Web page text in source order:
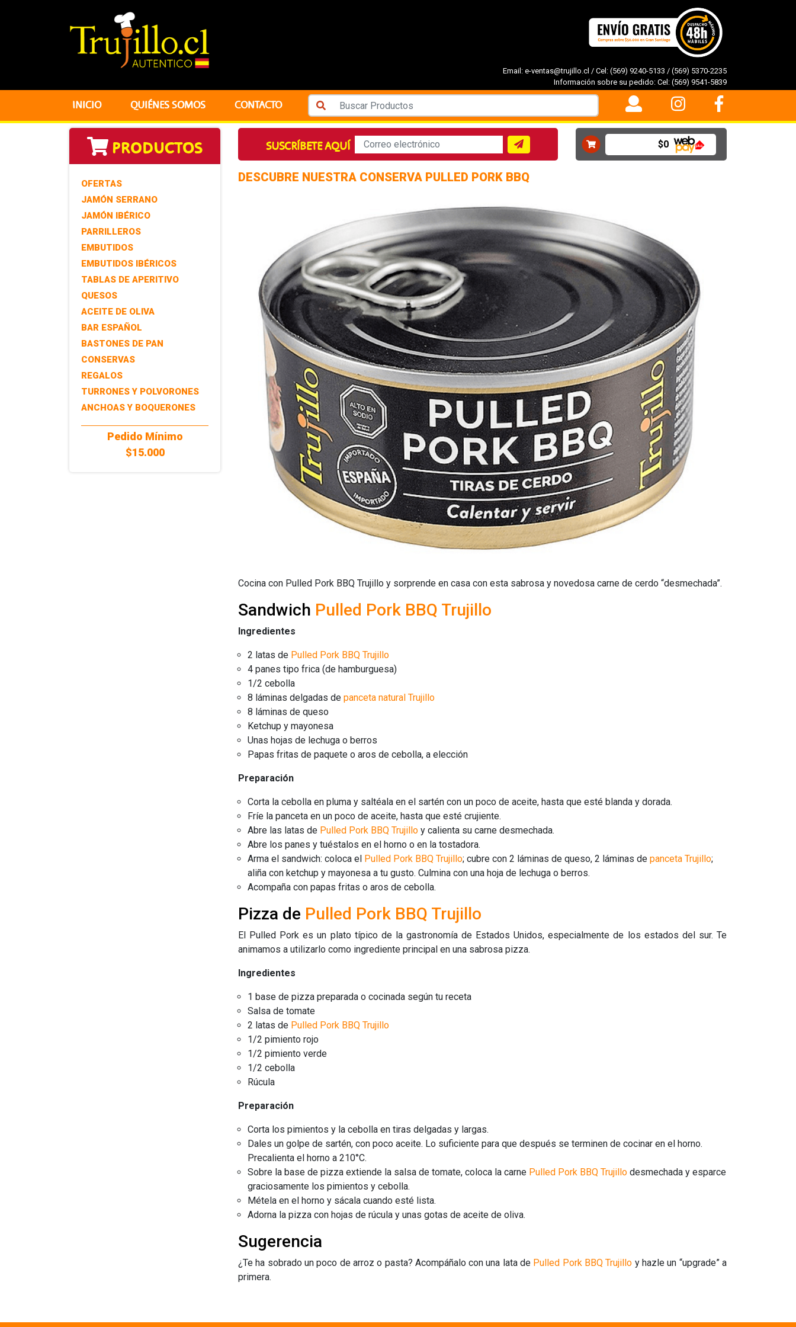
Email: e-ventas@trujillo.cl / Cel: (569) 9240-5133 / (569) 5370-2235
Información sobre su pedido: Cel: (569) 9541-5839
INICIO QUIÉNES SOMOS CONTACTO
PRODUCTOS
OFERTAS
JAMÓN SERRANO
JAMÓN IBÉRICO
PARRILLEROS
EMBUTIDOS
EMBUTIDOS IBÉRICOS
TABLAS DE APERITIVO
QUESOS
ACEITE DE OLIVA
BAR ESPAÑOL
BASTONES DE PAN
CONSERVAS
REGALOS
TURRONES Y POLVORONES
ANCHOAS Y BOQUERONES
Pedido Mínimo
$15.000
SUSCRÍBETE AQUÍ $0
DESCUBRE NUESTRA CONSERVA PULLED PORK BBQ
Cocina con Pulled Pork BBQ Trujillo y sorprende en casa con esta sabrosa y novedosa carne de cerdo “desmechada”.
Sandwich Pulled Pork BBQ Trujillo
Ingredientes
2 latas de Pulled Pork BBQ Trujillo
4 panes tipo frica (de hamburguesa)
1/2 cebolla
8 láminas delgadas de panceta natural Trujillo
8 láminas de queso
Ketchup y mayonesa
Unas hojas de lechuga o berros
Papas fritas de paquete o aros de cebolla, a elección
Preparación
Corta la cebolla en pluma y saltéala en el sartén con un poco de aceite, hasta que esté blanda y dorada.
Fríe la panceta en un poco de aceite, hasta que esté crujiente.
Abre las latas de Pulled Pork BBQ Trujillo y calienta su carne desmechada.
Abre los panes y tuéstalos en el horno o en la tostadora.
Arma el sandwich: coloca el Pulled Pork BBQ Trujillo; cubre con 2 láminas de queso, 2 láminas de panceta Trujillo;
aliña con ketchup y mayonesa a tu gusto. Culmina con una hoja de lechuga o berros.
Acompaña con papas fritas o aros de cebolla.
Pizza de Pulled Pork BBQ Trujillo
El Pulled Pork es un plato típico de la gastronomía de Estados Unidos, especialmente de los estados del sur. Te
animamos a utilizarlo como ingrediente principal en una sabrosa pizza.
Ingredientes
1 base de pizza preparada o cocinada según tu receta
Salsa de tomate
2 latas de Pulled Pork BBQ Trujillo
1/2 pimiento rojo
1/2 pimiento verde
1/2 cebolla
Rúcula
Preparación
Corta los pimientos y la cebolla en tiras delgadas y largas.
Dales un golpe de sartén, con poco aceite. Lo suficiente para que después se terminen de cocinar en el horno.
Precalienta el horno a 210°C.
Sobre la base de pizza extiende la salsa de tomate, coloca la carne Pulled Pork BBQ Trujillo desmechada y esparce
graciosamente los pimientos y cebolla.
Métela en el horno y sácala cuando esté lista.
Adorna la pizza con hojas de rúcula y unas gotas de aceite de oliva.
Sugerencia
¿Te ha sobrado un poco de arroz o pasta? Acompáñalo con una lata de Pulled Pork BBQ Trujillo y hazle un “upgrade” a
primera.